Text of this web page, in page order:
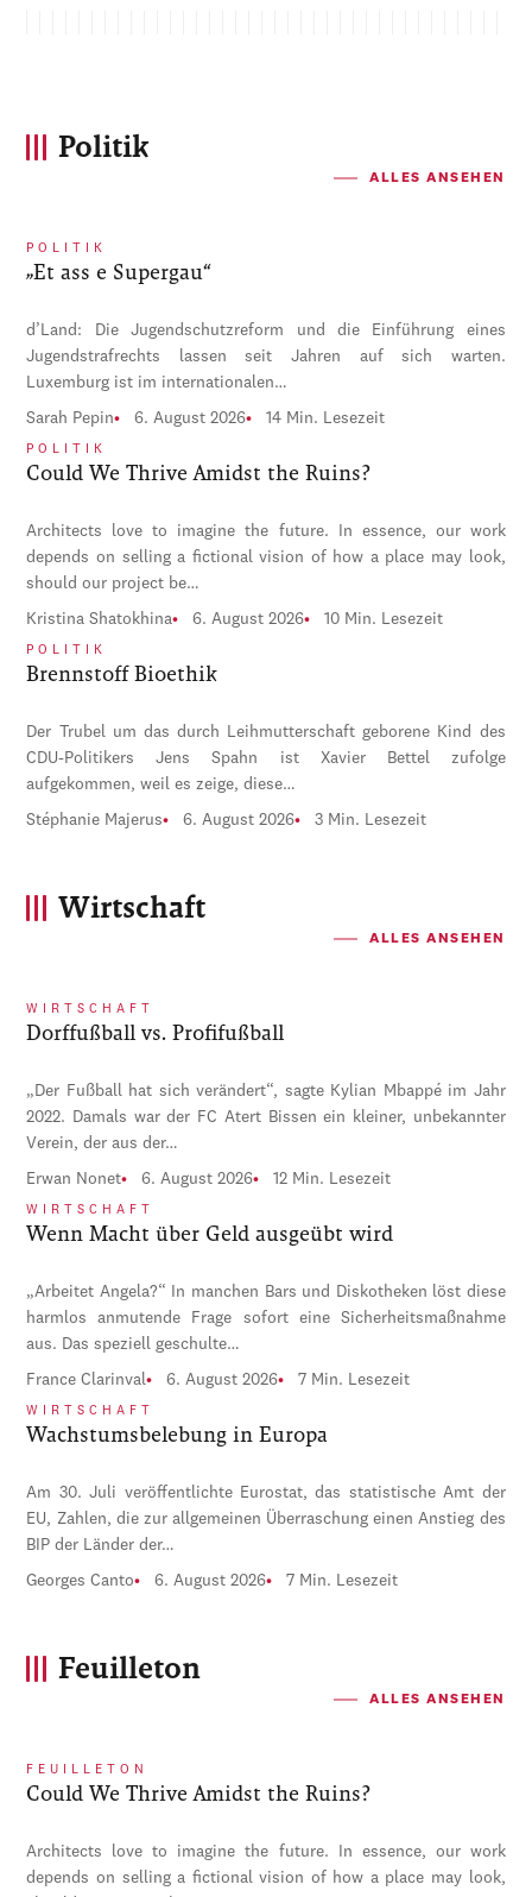
Politik
ALLES ANSEHEN
POLITIK
„Et ass e Supergau“
d’Land: Die Jugendschutzreform und die Einführung eines
Jugendstrafrechts lassen seit Jahren auf sich warten.
Luxemburg ist im internationalen…
Sarah Pepin 6. August 2026 14 Min. Lesezeit
POLITIK
Could We Thrive Amidst the Ruins?
Architects love to imagine the future. In essence, our work
depends on selling a fictional vision of how a place may look,
should our project be…
Kristina Shatokhina 6. August 2026 10 Min. Lesezeit
POLITIK
Brennstoff Bioethik
Der Trubel um das durch Leihmutterschaft geborene Kind des
CDU-Politikers Jens Spahn ist Xavier Bettel zufolge
aufgekommen, weil es zeige, diese…
Stéphanie Majerus 6. August 2026 3 Min. Lesezeit
Wirtschaft
ALLES ANSEHEN
WIRTSCHAFT
Dorffußball vs. Profifußball
„Der Fußball hat sich verändert“, sagte Kylian Mbappé im Jahr
2022. Damals war der FC Atert Bissen ein kleiner, unbekannter
Verein, der aus der…
Erwan Nonet 6. August 2026 12 Min. Lesezeit
WIRTSCHAFT
Wenn Macht über Geld ausgeübt wird
„Arbeitet Angela?“ In manchen Bars und Diskotheken löst diese
harmlos anmutende Frage sofort eine Sicherheitsmaßnahme
aus. Das speziell geschulte…
France Clarinval 6. August 2026 7 Min. Lesezeit
WIRTSCHAFT
Wachstumsbelebung in Europa
Am 30. Juli veröffentlichte Eurostat, das statistische Amt der
EU, Zahlen, die zur allgemeinen Überraschung einen Anstieg des
BIP der Länder der…
Georges Canto 6. August 2026 7 Min. Lesezeit
Feuilleton
ALLES ANSEHEN
FEUILLETON
Could We Thrive Amidst the Ruins?
Architects love to imagine the future. In essence, our work
depends on selling a fictional vision of how a place may look,